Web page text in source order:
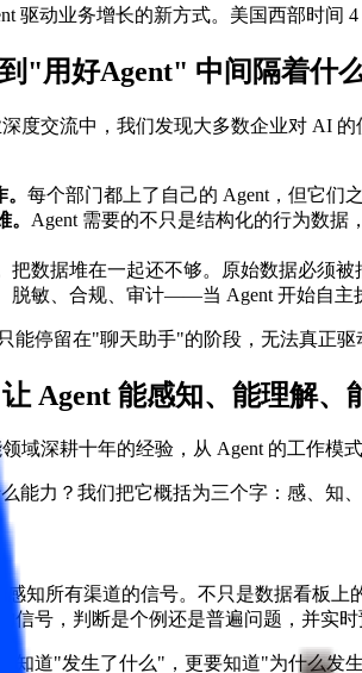
驱动业务增长的新方式。美国西部时间
"用好Agent" 中间隔着什
度交流中，我们发现大多数企业对 AI
每个部门都上了自己的 Agent，但它们
Agent 需要的不只是结构化的行为数据
把数据堆在一起还不够。原始数据必须被
脱敏、合规、审计——当 Agent 开始自主
能停留在"聊天助手"的阶段，无法真正驱
Agent 能感知、能理解、
域深耕十年的经验，从 Agent 的工作模
能力？我们把它概括为三个字：感、知
感知所有渠道的信号。不只是数据看板
信号，判断是个例还是普遍问题，并实
知道"发生了什么"，更要知道"为什么发